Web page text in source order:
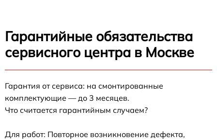
Гарантийные обязательства
сервисного центра в Москве
Гарантия от сервиса: на смонтированные
комплектующие — до 3 месяцев.
Что считается гарантийным случаем?
Для работ: Повторное возникновение дефекта,